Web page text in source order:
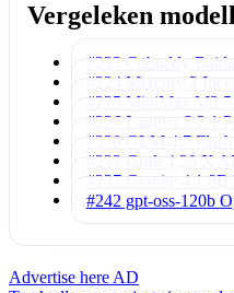
Vergeleken
#223 Cobuddy Baidu
#224 Mercury 2
#225 MiniMax M2.5
#226 Laguna S 2.1
#230 GLM 4.7 Flash
#233 Grok 4.20 X
#237 Granite 4.1 8B
#242 gpt-oss-120b
Advertise here AD